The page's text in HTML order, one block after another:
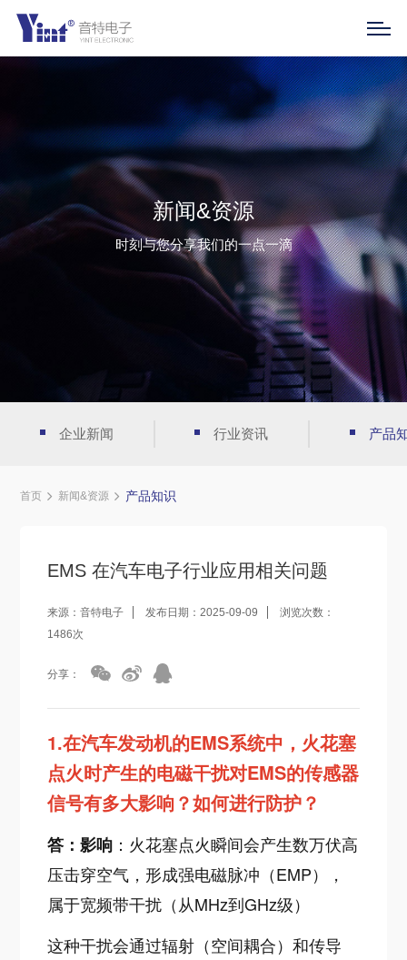
新闻&资源
时刻与您分享我们的一点一滴
企业新闻 行业资讯 产品
首页 新闻&资源 产品知识
EMS 在汽车电子行业应用相关问题
来源：音特电子 发布日期：2025-09-09
浏览次数：
1486次
分享：
1.在汽车发动机的EMS系统中，火花塞
点火时产生的电磁干扰对EMS的传感器
信号有多大影响？如何进行防护？
答：影响 ：火花塞点火瞬间会产生数万伏高
压击穿空气，形成强电磁脉冲（EMP），
属于宽频带干扰（从MHz到GHz级）
这种干扰会通过辐射（空间耦合）和传导